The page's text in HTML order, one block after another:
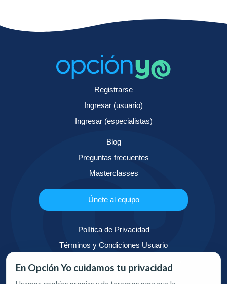
En Opción Yo cuidamos tu privacidad
Registrarse
Ingresar (usuario)
Ingresar (especialistas)
Blog
Preguntas frecuentes
Masterclasses
Únete al equipo
Política de Privacidad
Términos y Condiciones Usuario